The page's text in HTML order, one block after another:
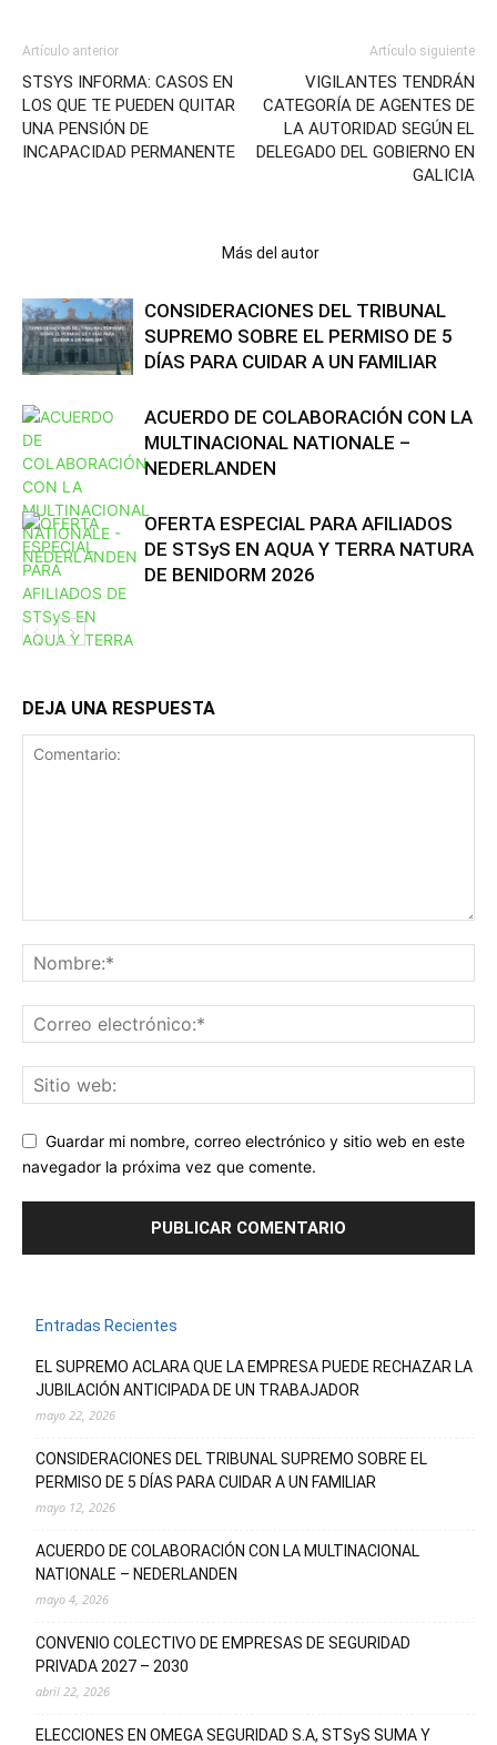
Artículo anterior
STSYS INFORMA: CASOS EN
LOS QUE TE PUEDEN QUITAR
UNA PENSIÓN DE
INCAPACIDAD PERMANENTE
Artículo siguiente
VIGILANTES TENDRÁN
CATEGORÍA DE AGENTES DE
LA AUTORIDAD SEGÚN EL
DELEGADO DEL GOBIERNO EN
GALICIA
Más del autor
CONSIDERACIONES DEL TRIBUNAL
SUPREMO SOBRE EL PERMISO DE 5
DÍAS PARA CUIDAR A UN FAMILIAR
ACUERDO DE COLABORACIÓN CON LA
MULTINACIONAL NATIONALE –
NEDERLANDEN
OFERTA ESPECIAL PARA AFILIADOS
DE STSyS EN AQUA Y TERRA NATURA
DE BENIDORM 2026
DEJA UNA RESPUESTA
Guardar mi nombre, correo electrónico y sitio web en este
navegador la próxima vez que comente.
Entradas Recientes
EL SUPREMO ACLARA QUE LA EMPRESA PUEDE RECHAZAR LA
JUBILACIÓN ANTICIPADA DE UN TRABAJADOR
mayo 22, 2026
CONSIDERACIONES DEL TRIBUNAL SUPREMO SOBRE EL
PERMISO DE 5 DÍAS PARA CUIDAR A UN FAMILIAR
mayo 12, 2026
ACUERDO DE COLABORACIÓN CON LA MULTINACIONAL
NATIONALE – NEDERLANDEN
mayo 4, 2026
CONVENIO COLECTIVO DE EMPRESAS DE SEGURIDAD
PRIVADA 2027 – 2030
abril 22, 2026
ELECCIONES EN OMEGA SEGURIDAD S.A, STSyS SUMA Y